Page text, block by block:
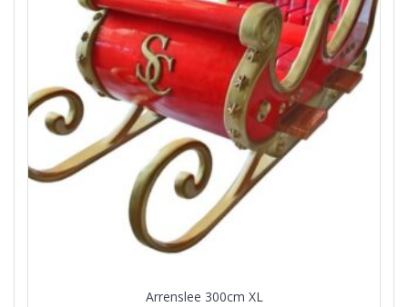
Arrenslee 300cm XL